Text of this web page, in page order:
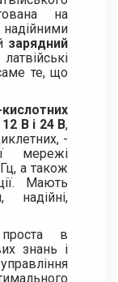
на
зарядний
те, що
В і 24 В,
-
мережі
а також
Мають
надійні,
в
знань і